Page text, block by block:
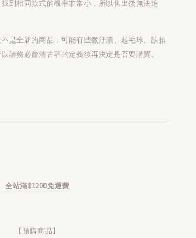
到相同款式的機率非常小，所以售出後無法追
是全新的商品，可能有些微汙漬、起毛球、缺扣
請務必釐清古著的定義後再決定是否要購買。
全站滿$1200免運費
【預購商品】